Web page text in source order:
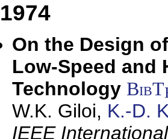
1974
On the Design
Low-Speed and
Technology BibT
W.K. Giloi, K.-D.
IEEE